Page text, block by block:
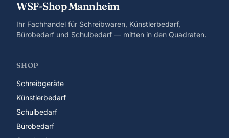
WSF-Shop Mannheim
Ihr Fachhandel für Schreibwaren, Künstlerbedarf,
Bürobedarf und Schulbedarf — mitten in den Quadraten.
SHOP
Schreibgeräte
Künstlerbedarf
Schulbedarf
Bürobedarf